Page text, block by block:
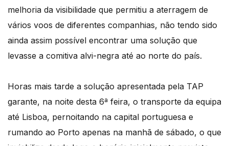
melhoria da visibilidade que permitiu a aterragem de
vários voos de diferentes companhias, não tendo sido
ainda assim possível encontrar uma solução que
levasse a comitiva alvi-negra até ao norte do país.
Horas mais tarde a solução apresentada pela TAP
garante, na noite desta 6ª feira, o transporte da equipa
até Lisboa, pernoitando na capital portuguesa e
rumando ao Porto apenas na manhã de sábado, o que